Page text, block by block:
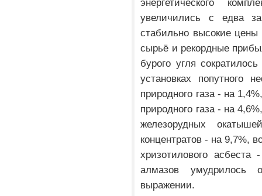
энергетического
увеличились с едва
стабильно высокие
сырьё и рекордные
бурого угля
установках попутного
природного газа - на
природного газа - на
железорудных
концентратов - на 9,7%,
хризотилового асбеста
алмазов умудрилось
выражении.